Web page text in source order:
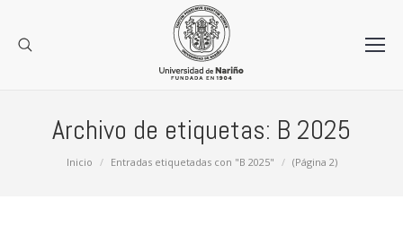
Archivo de etiquetas: B 2025
Estás aquí:Inicio Entradas etiquetadas con "B 2025" (Página 2)